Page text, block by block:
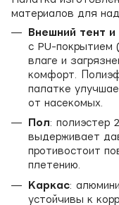
материалов для
Внешний тент
с PU-покрытием
влаге и
комфорт.
палатке
от насекомых.
Пол: полиэстер
выдерживает
противостоит
плетению.
Каркас:
устойчивы к